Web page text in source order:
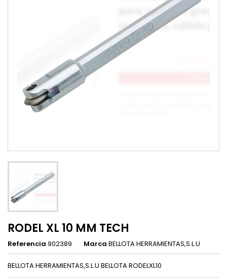
RODEL XL 10 MM TECH
Referencia 902389 Marca BELLOTA HERRAMIENTAS,S.L.U
BELLOTA HERRAMIENTAS,S.L.U BELLOTA RODELXL10